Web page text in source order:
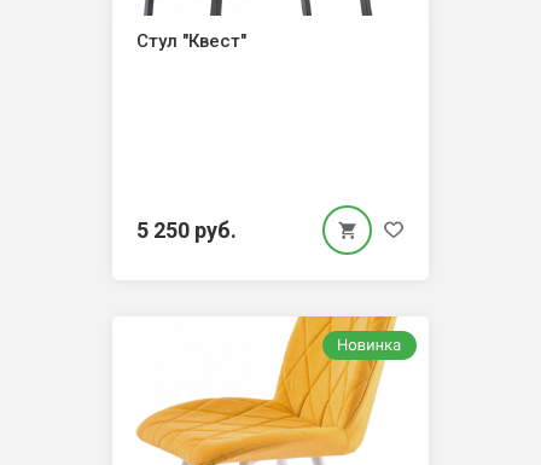
Стул "Квест"
5 250 руб.